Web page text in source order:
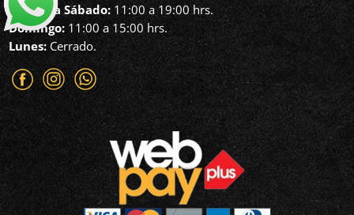
Martes a Sábado: 11:00 a 19:00 hrs.
Domingo: 11:00 a 15:00 hrs.
Lunes: Cerrado.